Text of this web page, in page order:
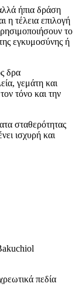
ήπια δράση
η τέλεια επιλογή
το
εγκυμοσύνης ή
δρα
γεμάτη και
τόνο και την
σταθερότητας
ισχυρή και
πεδία